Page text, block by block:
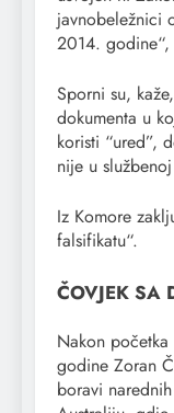
javnobeležnici
2014. godine“,
Sporni su,
dokumenta u
koristi “ured”,
nije u
Iz Komore
falsifikatu“.
ČOVJEK SA
Nakon
godine Zoran
boravi